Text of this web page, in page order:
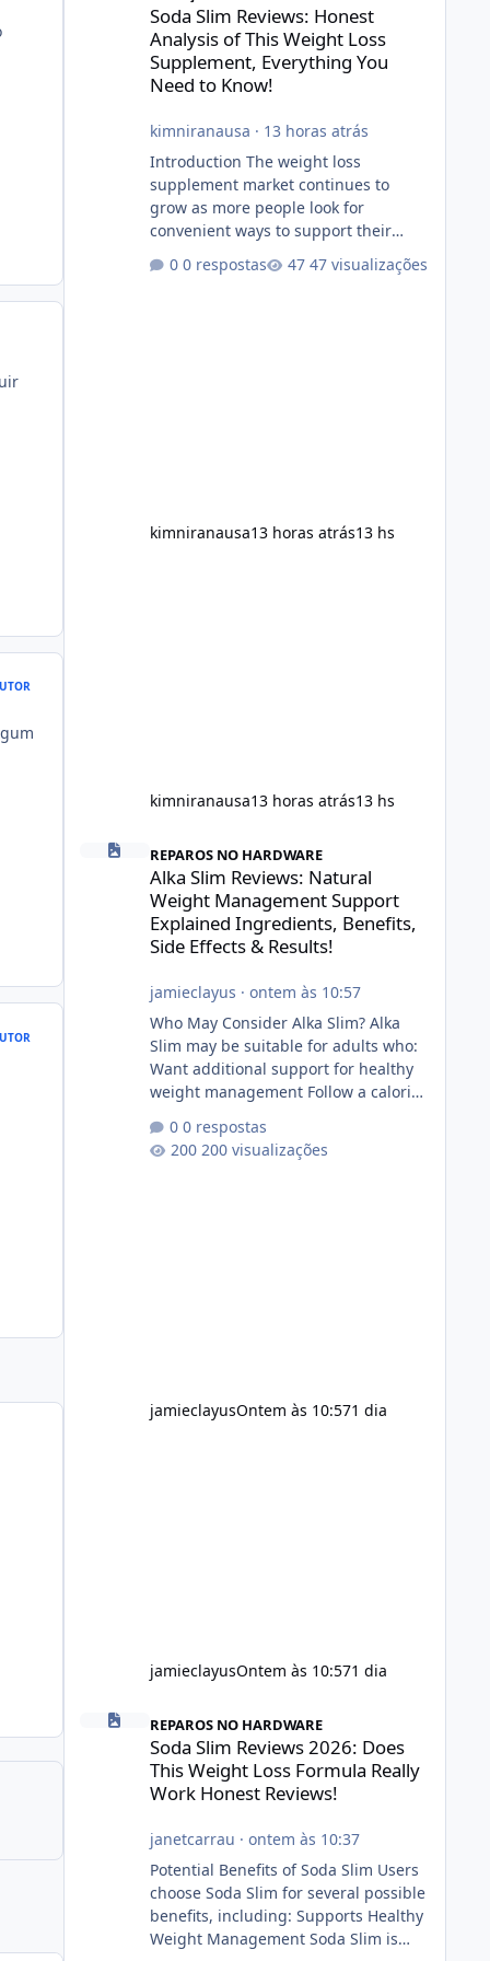
Soda Slim Reviews: Honest
Analysis of This Weight Loss
Supplement, Everything You
Need to Know!
kimniranausa · 13 horas atrás
Introduction The weight loss
supplement market continues to
grow as more people look for
convenient ways to support their
goals. Among the products gaining
0 respostas 47 visualizações
kimniranausa13 horas atrás13 hs
kimniranausa13 horas atrás13 hs
Alka Slim Reviews: Natural Weight Management
REPAROS NO HARDWARE
Alka Slim Reviews: Natural
Weight Management Support
Explained Ingredients, Benefits,
Side Effects & Results!
jamieclayus · ontem às 10:57
Who May Consider Alka Slim? Alka
Slim may be suitable for adults who:
Want additional support for healthy
weight management Follow a calorie-
Prefer supplements containing plant-
based ingredients Want to
0 respostas
200 visualizações
jamieclayusOntem às 10:571 dia
jamieclayusOntem às 10:571 dia
REPAROS NO HARDWARE
Soda Slim Reviews 2026: Does
This Weight Loss Formula Really
Work Honest Reviews!
janetcarrau · ontem às 10:37
Potential Benefits of Soda Slim Users
choose Soda Slim for several possible
benefits, including: Supports Healthy
Weight Management Soda Slim is